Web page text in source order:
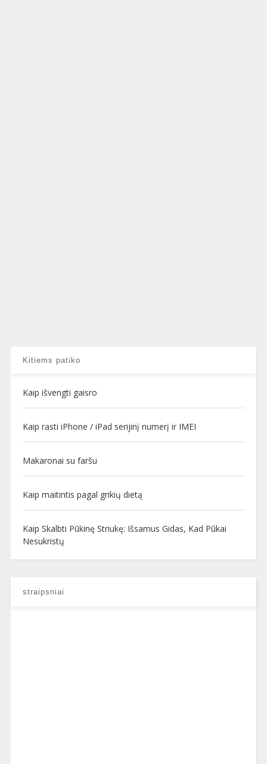
Kitiems patiko
Kaip išvengti gaisro
Kaip rasti iPhone / iPad serijinį numerį ir IMEI
Makaronai su faršu
Kaip maitintis pagal grikių dietą
Kaip Skalbti Pūkinę Striukę: Išsamus Gidas, Kad Pūkai
Nesukristų
straipsniai